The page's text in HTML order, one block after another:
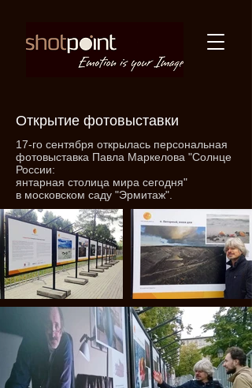
Открытие фотовыставки
17-го сентября открылась персональная
фотовыставка Павла Маркелова "Солнце
России:
янтарная столица мира сегодня"
в московском саду "Эрмитаж".